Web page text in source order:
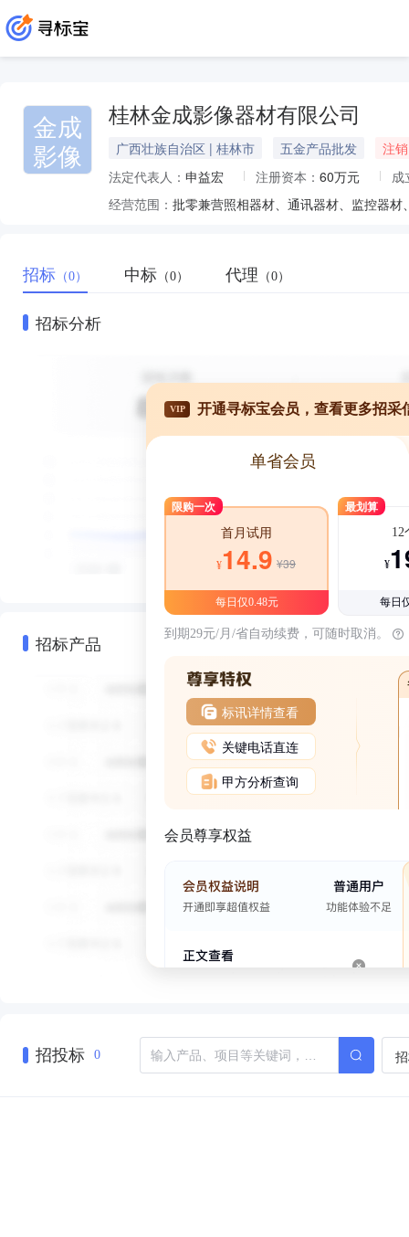
金成
影像
桂林金成影像器材有限公司
广西壮族自治区 | 桂林市 五金产品批发
注销
法定代表人： 申益宏 注册资本： 60万元
成
经营范围： 批零兼营照相器材、通讯器材、监控器
招标 （0） 中标 （0） 代理 （0）
招标分析
招标产品
VIP 开通寻标宝会员，查看更多招采
单省会员
限购一次
首月试用
¥14.9 ¥39
每日仅0.48元
最划算
12
¥
每日
到期29元/月/省自动续费，可随时取消。
标讯详情查看
关键电话直连
甲方分析查询
会员尊享权益
招投标 0